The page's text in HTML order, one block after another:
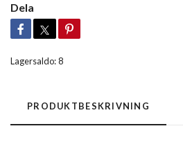
Dela
Lagersaldo:8
PRODUKTBESKRIVNING